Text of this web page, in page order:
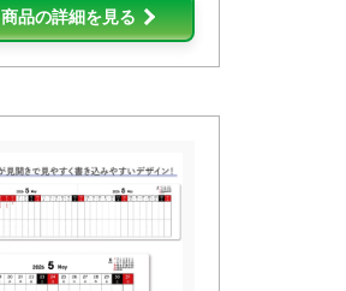
商品の詳細を見る